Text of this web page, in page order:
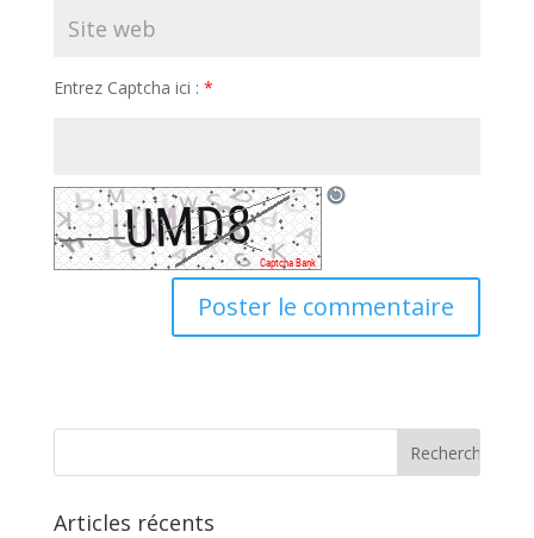
Entrez Captcha ici : *
Articles récents